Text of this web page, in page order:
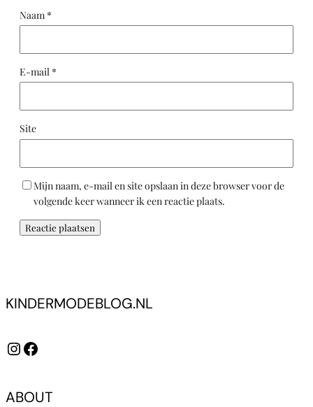
Naam *
E-mail *
Site
Mijn naam, e-mail en site opslaan in deze browser voor de
volgende keer wanneer ik een reactie plaats.
KINDERMODEBLOG.NL
InstagramFacebook
ABOUT